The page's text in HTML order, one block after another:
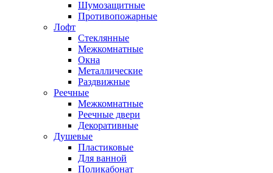
Шумозащитные
Противопожарные
Лофт
Стеклянные
Межкомнатные
Окна
Металлические
Раздвижные
Реечные
Межкомнатные
Реечные двери
Декоративные
Душевые
Пластиковые
Для ванной
Поликабонат